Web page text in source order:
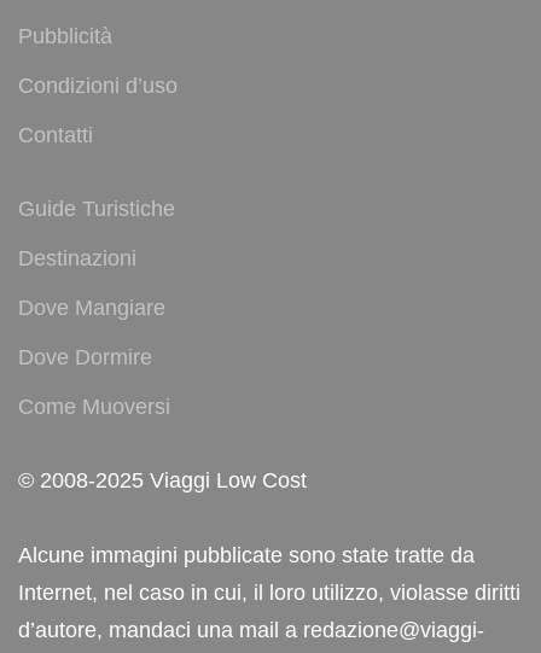
Pubblicità
Condizioni d’uso
Contatti
Guide Turistiche
Destinazioni
Dove Mangiare
Dove Dormire
Come Muoversi
© 2008-2025 Viaggi Low Cost
Alcune immagini pubblicate sono state tratte da
Internet, nel caso in cui, il loro utilizzo, violasse diritti
d’autore, mandaci una mail a redazione@viaggi-